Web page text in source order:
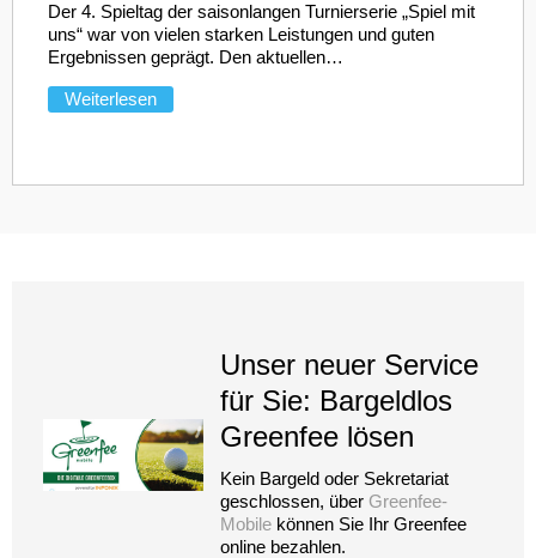
Der 4. Spieltag der saisonlangen Turnierserie „Spiel mit
uns“ war von vielen starken Leistungen und guten
Ergebnissen geprägt. Den aktuellen…
Weiterlesen
Unser neuer Service
für Sie: Bargeldlos
Greenfee lösen
Kein Bargeld oder Sekretariat
geschlossen, über Greenfee-
Mobile können Sie Ihr Greenfee
online bezahlen.